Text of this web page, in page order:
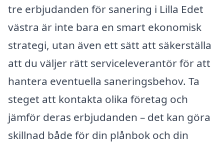
tre erbjudanden för sanering i Lilla Edet
västra är inte bara en smart ekonomisk
strategi, utan även ett sätt att säkerställa
att du väljer rätt serviceleverantör för att
hantera eventuella saneringsbehov. Ta
steget att kontakta olika företag och
jämför deras erbjudanden – det kan göra
skillnad både för din plånbok och din